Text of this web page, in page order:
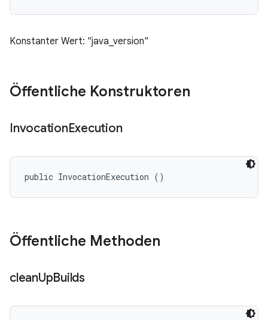
Konstanter Wert: "java_version"
Öffentliche Konstruktoren
InvocationExecution
public InvocationExecution ()
Öffentliche Methoden
cleanUpBuilds